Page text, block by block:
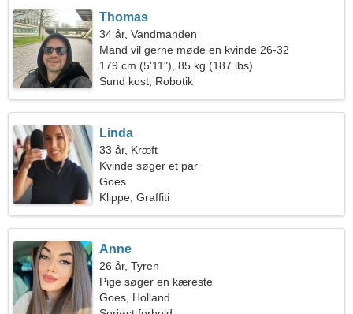
Thomas
34 år, Vandmanden
Mand vil gerne møde en kvinde 26-32
179 cm (5'11"), 85 kg (187 lbs)
Sund kost, Robotik
Linda
33 år, Kræft
Kvinde søger et par
Goes
Klippe, Graffiti
Anne
26 år, Tyren
Pige søger en kæreste
Goes, Holland